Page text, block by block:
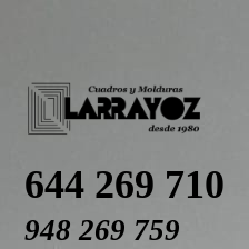
644 269 710
948 269 759